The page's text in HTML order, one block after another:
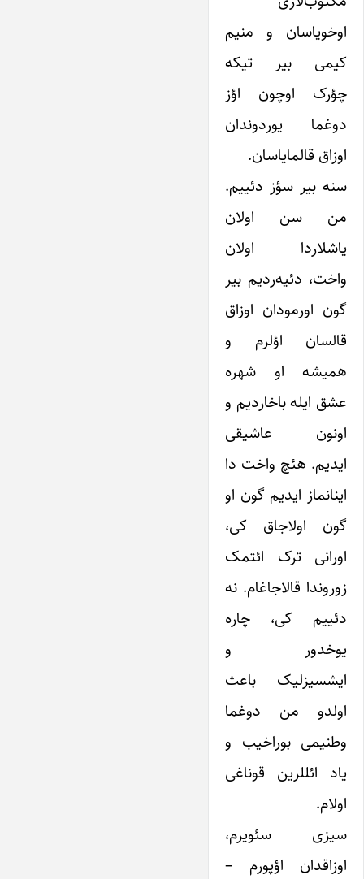
اوخویاسان و منیم
کیمی بیر تیکه
چؤرک اوچون اؤز
دوغما یوردوندان
اوزاق قالمایاسان.
سنه بیر سؤز دئییم.
من سن اولان
یاشلاردا اولان
واخت، دئیه‌ردیم بیر
گون اورمودان اوزاق
قالسان اؤلرم و
همیشه او شهره
عشق ایله باخاردیم و
اونون عاشیقی
ایدیم. هئچ واخت دا
اینانماز ایدیم گون او
گون اولاجاق کی،
اورانی ترک ائتمک
زوروندا قالاجاغام. نه
دئییم کی، چاره
یوخدور و
ایشسیزلیک باعث
اولدو من دوغما
وطنیمی بوراخیب و
یاد ائللرین قوناغی
اولام.
سیزی سئویرم،
اوزاقدان اؤپورم –